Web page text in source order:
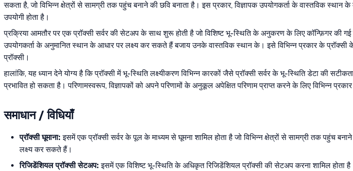
सकता है, जो विभिन्न क्षेत्रों से सामग्री तक पहुंच बनाने की छवि बनाता है। इस प्रकार, विज्ञापक उपयोगकर्ता के वास्तविक
उपयोगी होता है।
प्रक्रिया आमतौर पर एक प्रॉक्सी सर्वर की सेटअप के साथ शुरू होती है जो विशिष्ट भू-स्थिति के अनुकरण के लिए कॉन्फ़िगर की
उपयोगकर्ता के अनुमानित स्थान के आधार पर लक्ष्य कर सकते हैं बजाय उनके वास्तविक स्थान के। इसे विभिन्न प्रकार के
प्रॉक्सी।
हालांकि, यह ध्यान देने योग्य है कि प्रॉक्सी में भू-स्थिति लक्ष्यीकरण विभिन्न कारकों जैसे प्रॉक्सी सर्वर के भू-स्थिति डेटा की
प्रभावित हो सकता है। परिणामस्वरूप, विज्ञापकों को अपने परिणामों के अनुकूल अपेक्षित परिणाम प्राप्त करने के लिए विभिन्न
समाधान / विधियाँ
प्रॉक्सी घूमाना: इसमें एक प्रॉक्सी सर्वर के पूल के माध्यम से घूमना शामिल होता है जो विभिन्न क्षेत्रों से सामग्री तक पहुंच
लक्ष्य कर सकते हैं।
रिजिडेंशियल प्रॉक्सी सेटअप: इसमें एक विशिष्ट भू-स्थिति के अधिकृत रिजिडेंशियल प्रॉक्सी की सेटअप करना शामिल होता